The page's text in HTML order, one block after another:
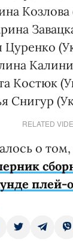
Цуренко
Костюк
Снигур
RELATED
о том,
плей-